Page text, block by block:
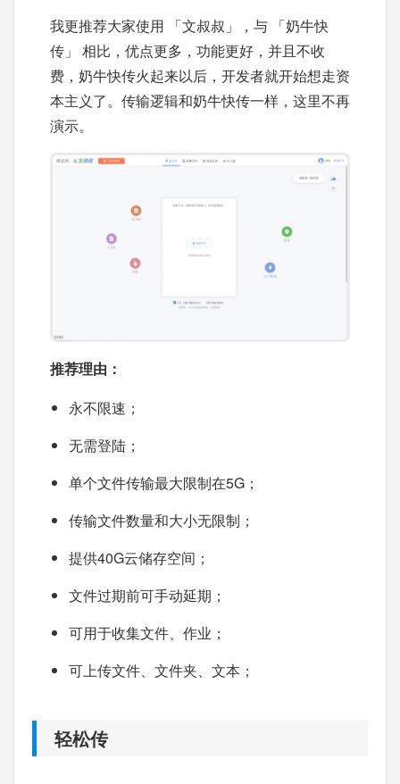
我更推荐大家使用 「文叔叔」，与 「奶牛快
传」 相比，优点更多，功能更好，并且不收
费，奶牛快传火起来以后，开发者就开始想走资
本主义了。传输逻辑和奶牛快传一样，这里不再
演示。
推荐理由：
永不限速；
无需登陆；
单个文件传输最大限制在5G；
传输文件数量和大小无限制；
提供40G云储存空间；
文件过期前可手动延期；
可用于收集文件、作业；
可上传文件、文件夹、文本；
轻松传